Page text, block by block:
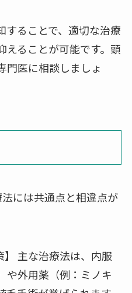
することで、適切な治療
えることが可能です。頭
門医に相談しましょ
法には共通点と相違点が
】 主な治療法は、内服
や外用薬（例：ミノキ